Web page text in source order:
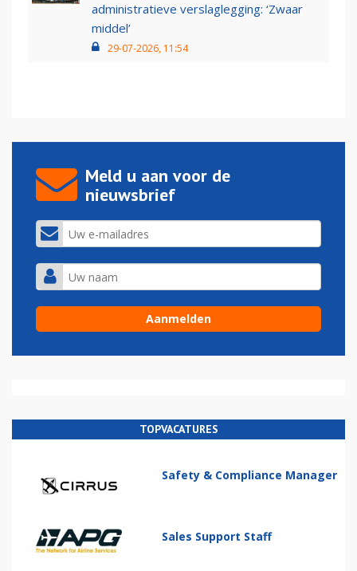
administratieve verslaglegging: ‘Zwaar
middel’
29-07-2026, 11:54
Meld u aan voor de
nieuwsbrief
TOPVACATURES
Safety & Compliance Manager
Sales Support Staff